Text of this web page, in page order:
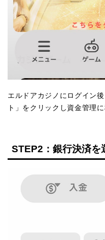
エルドアカジノにログイン
ト」をクリックし資金管理に
STEP2：銀行決済を